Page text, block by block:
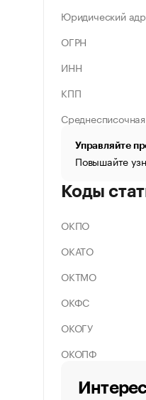
Юридический
ОГРН
ИНН
КПП
Управляйте
Повышайте
Коды
ОКПО
ОКАТО
ОКТМО
ОКФС
ОКОГУ
ОКОПФ